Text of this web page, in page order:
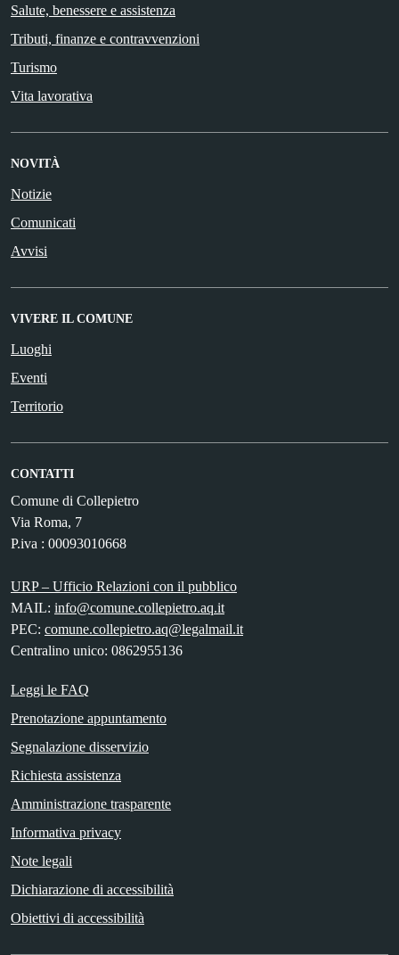
Salute, benessere e assistenza
Tributi, finanze e contravvenzioni
Turismo
Vita lavorativa
NOVITÀ
Notizie
Comunicati
Avvisi
VIVERE IL COMUNE
Luoghi
Eventi
Territorio
CONTATTI
Comune di Collepietro
Via Roma, 7
P.iva : 00093010668
URP – Ufficio Relazioni con il pubblico
MAIL: info@comune.collepietro.aq.it
PEC: comune.collepietro.aq@legalmail.it
Centralino unico: 0862955136
Leggi le FAQ
Prenotazione appuntamento
Segnalazione disservizio
Richiesta assistenza
Amministrazione trasparente
Informativa privacy
Note legali
Dichiarazione di accessibilità
Obiettivi di accessibilità